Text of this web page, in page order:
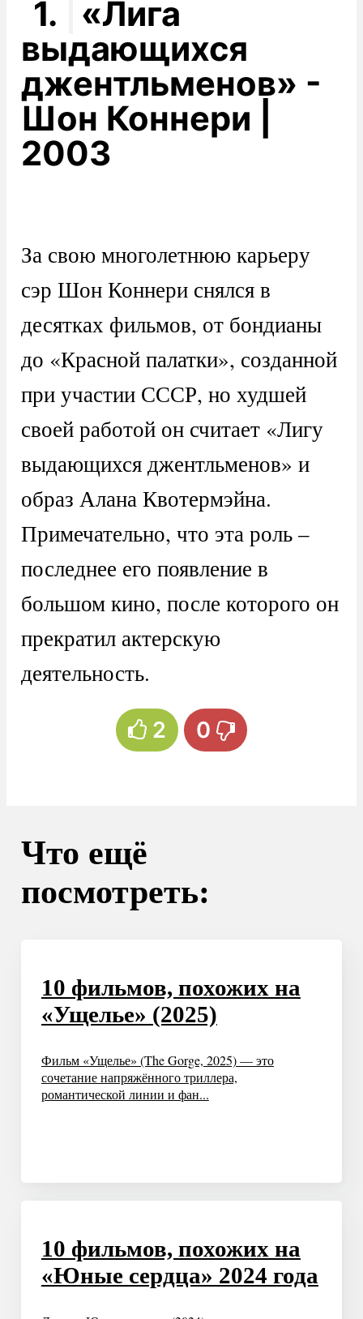
1.
«Лига
выдающихся
джентльменов» -
Шон Коннери |
2003
За свою многолетнюю карьеру
сэр Шон Коннери снялся в
десятках фильмов, от бондианы
до «Красной палатки», созданной
при участии СССР, но худшей
своей работой он считает «Лигу
выдающихся джентльменов» и
образ Алана Квотермэйна.
Примечательно, что эта роль –
последнее его появление в
большом кино, после которого он
прекратил актерскую
деятельность.
2 0
Что ещё
посмотреть:
10 фильмов, похожих на
«Ущелье» (2025)
Фильм «Ущелье» (The Gorge, 2025) — это
сочетание напряжённого триллера,
романтической линии и фан...
10 фильмов, похожих на
«Юные сердца» 2024 года